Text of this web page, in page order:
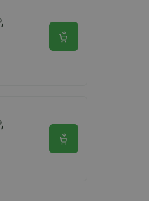
Se produkt
Se produkt